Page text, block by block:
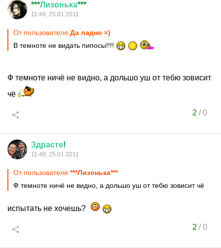
***Лизонька***
11:49, 25.01.2011
От пользователя Да ладно =)
В темноте не видать пипосы!!!!
Ф темноте ничё не видно, а дольшо уш от тебю зовисит
чё
2 /0
Здрасте!
11:49, 25.01.2011
От пользователя ***Лизонька***
Ф темноте ничё не видно, а дольшо уш от тебю зовисит чё
испытать не хочешь?
2 /0